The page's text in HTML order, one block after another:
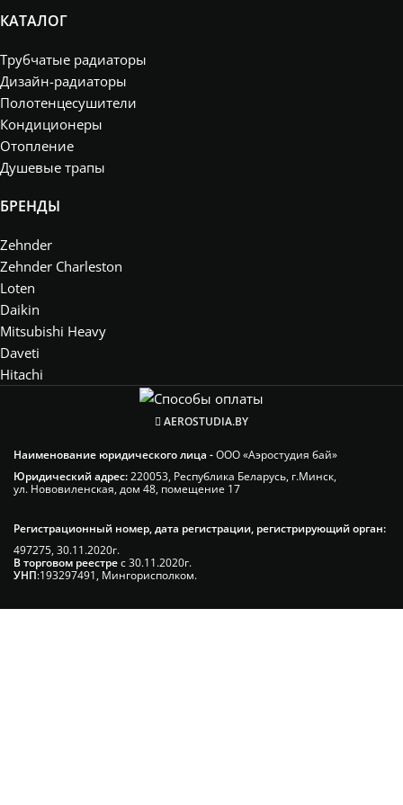
КАТАЛОГ
Трубчатые радиаторы
Дизайн-радиаторы
Полотенцесушители
Кондиционеры
Отопление
Душевые трапы
БРЕНДЫ
Zehnder
Zehnder Charleston
Loten
Daikin
Mitsubishi Heavy
Daveti
Hitachi
AEROSTUDIA.BY
Наименование юридического лица -ООО «Аэростудия бай»
Юридический адрес:220053, Республика Беларусь, г.Минск,
ул. Нововиленская, дом 48, помещение 17
Регистрационный номер, дата регистрации, регистрирующий орган:
497275, 30.11.2020г.
В торговом реестрес 30.11.2020г.
УНП:193297491, Мингорисполком.